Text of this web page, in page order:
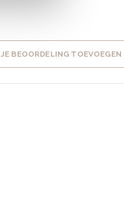
JE BEOORDELING TOEVOEGEN